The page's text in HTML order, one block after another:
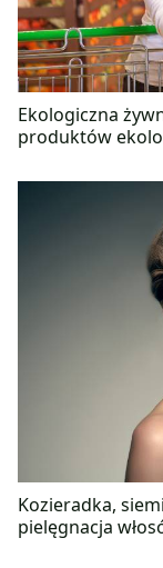
Ekologiczna
produktów
Kozieradka,
pielęgnacja